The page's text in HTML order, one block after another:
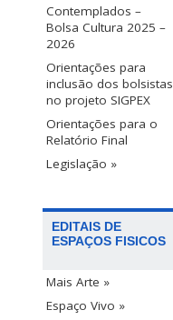
Contemplados –
Bolsa Cultura 2025 –
2026
Orientações para
inclusão dos bolsistas
no projeto SIGPEX
Orientações para o
Relatório Final
Legislação »
EDITAIS DE
ESPAÇOS FISICOS
Mais Arte »
Espaço Vivo »